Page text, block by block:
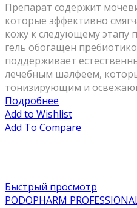
Препарат содержит
которые эффективно
кожу к следующему этапу
гель обогащен
поддерживает
лечебным шалфеем,
тонизирующим и
Подробнее
Add to Wishlist
Add To Compare
Быстрый просмотр
PODOPHARM